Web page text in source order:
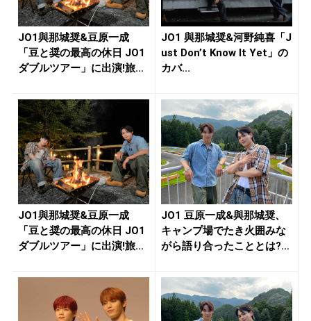
JO1與那城奨&豆原一成
「豆と奨の最高の休日 JO1
ダブルツアー」に出演!旅...
JO1 與那城奨&河野純喜「J
ust Don’t Know It Yet」の
カバ...
JO1與那城奨&豆原一成
「豆と奨の最高の休日 JO1
ダブルツアー」に出演!旅...
JO1 豆原一成&與那城奨、
キャンプ場でたき火囲みな
がら語り合ったこととは?1